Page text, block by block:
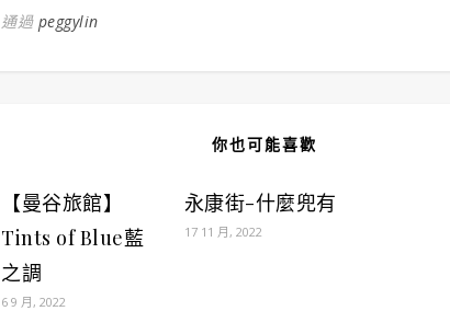
通過 peggylin
你也可能喜歡
【曼谷旅館】
Tints of Blue藍
之調
6 9 月, 2022
永康街-什麼兜有
17 11 月, 2022